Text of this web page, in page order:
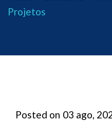
Projetos
Posted on 03 ago,